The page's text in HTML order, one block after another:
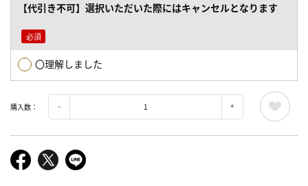
【代引き不可】選択いただいた際にはキャンセルとなります
〇理解しました
購入数：